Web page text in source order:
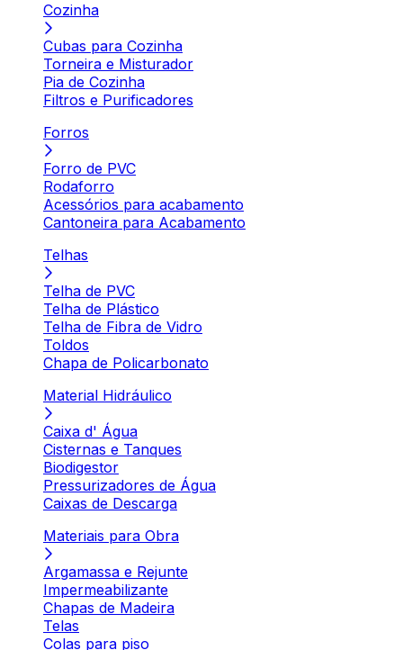
Cozinha
Cubas para Cozinha
Torneira e Misturador
Pia de Cozinha
Filtros e Purificadores
Forros
Forro de PVC
Rodaforro
Acessórios para acabamento
Cantoneira para Acabamento
Telhas
Telha de PVC
Telha de Plástico
Telha de Fibra de Vidro
Toldos
Chapa de Policarbonato
Material Hidráulico
Caixa d' Água
Cisternas e Tanques
Biodigestor
Pressurizadores de Água
Caixas de Descarga
Materiais para Obra
Argamassa e Rejunte
Impermeabilizante
Chapas de Madeira
Telas
Colas para piso